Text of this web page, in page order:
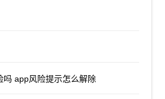
吗 app风险提示怎么解除